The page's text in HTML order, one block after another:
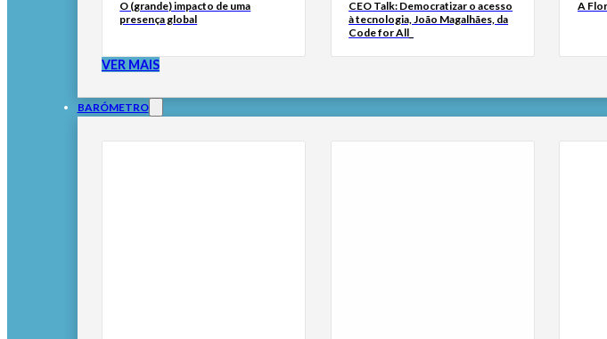
O (grande) impacto de uma
presença global
CEO Talk: Democratizar o acesso
à tecnologia, João Magalhães, da
Code for All_
A
VER MAIS
BARÓMETRO